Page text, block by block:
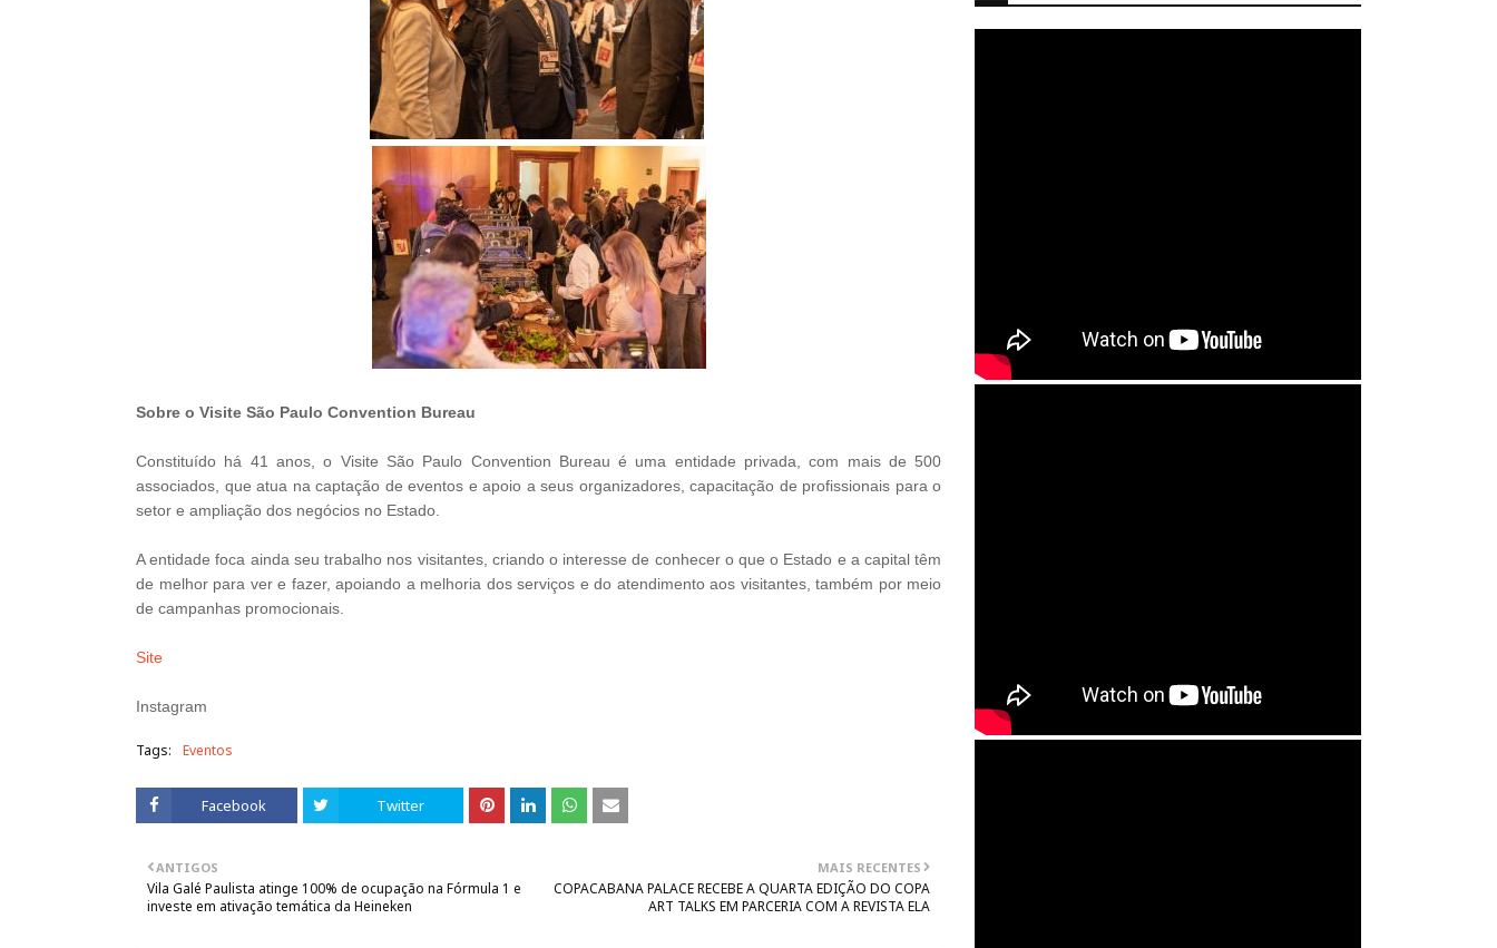
Sobre o Visite São Paulo Convention Bureau
Constituído há 41 anos, o Visite São Paulo Convention Bureau é uma entidade privada, com mais de 500
associados, que atua na captação de eventos e apoio a seus organizadores, capacitação de profissionais para o
setor e ampliação dos negócios no Estado.
A entidade foca ainda seu trabalho nos visitantes, criando o interesse de conhecer o que o Estado e a capital têm
de melhor para ver e fazer, apoiando a melhoria dos serviços e do atendimento aos visitantes, também por meio
de campanhas promocionais.
Site
Instagram
Tags: Eventos
Facebook Twitter
MAIS RECENTES
COPACABANA PALACE RECEBE A QUARTA EDIÇÃO DO COPA
ART TALKS EM PARCERIA COM A REVISTA ELA
ANTIGOS
Vila Galé Paulista atinge 100% de ocupação na Fórmula 1 e
investe em ativação temática da Heineken